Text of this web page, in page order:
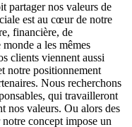
partager nos valeurs de
est au cœur de notre
financière, de
monde a les mêmes
clients viennent aussi
notre positionnement
Nous recherchons
qui travailleront
nos valeurs. Ou alors des
concept impose un